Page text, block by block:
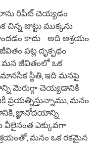
రిపీట్ చెయ్యడం
జుట్టు ముక్కను
కాదు - అది ఆశ్రయం
పట్ల దృక్పథం
మన జీవితంలో ఒక
మానసిక స్థితి, ఇది మనపై
మెరుగ్గా చెయ్యడానికి
ప్రయత్నిస్తున్నాము, మనం
జ్ఞానోదయాన్ని
ఎక్కువగా
మనం ఒక రకమైన